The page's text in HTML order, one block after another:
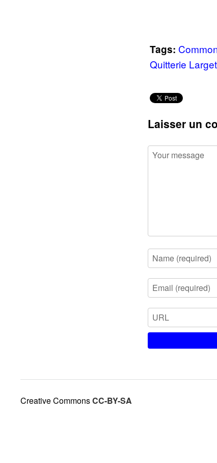
Tags:
Quitterie
Laisser un
Creative CommonsCC-BY-SA